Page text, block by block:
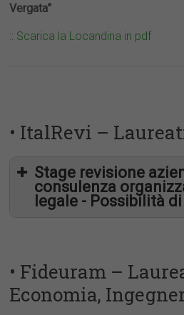
Vergata”
:: Scarica la Locandina in pdf
• ItalRevi –
Stage revisione
consulenza
legale - Possibilità
• Fideuram –
Economia,